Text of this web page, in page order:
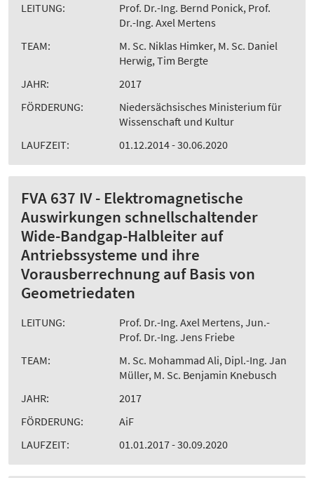
LEITUNG:
Prof. Dr.-Ing. Bernd Ponick, Prof.
Dr.-Ing. Axel Mertens
TEAM:
M. Sc. Niklas Himker, M. Sc. Daniel
Herwig, Tim Bergte
JAHR:
2017
FÖRDERUNG:
Niedersächsisches Ministerium für
Wissenschaft und Kultur
LAUFZEIT:
01.12.2014 - 30.06.2020
FVA 637 IV - Elektromagnetische
Auswirkungen schnellschaltender
Wide-Bandgap-Halbleiter auf
Antriebssysteme und ihre
Vorausberrechnung auf Basis von
Geometriedaten
LEITUNG:
Prof. Dr.-Ing. Axel Mertens, Jun.-
Prof. Dr.-Ing. Jens Friebe
TEAM:
M. Sc. Mohammad Ali, Dipl.-Ing. Jan
Müller, M. Sc. Benjamin Knebusch
JAHR:
2017
FÖRDERUNG:
AiF
LAUFZEIT:
01.01.2017 - 30.09.2020